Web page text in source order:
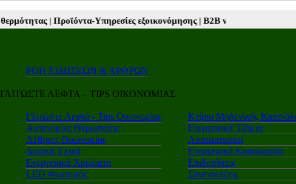
Υπηρεσίες εξοικονόμησης |Β2Β νέα |Autotriti.gr |Mototriti.gr |
ΡΟΗ ΕΙΔΗΣΕΩΝ & ΑΡΘΡΩΝ
ΓΛΙΤΩΣΤΕ ΛΕΦΤΑ – TIPS ΟΙΚΟΝΟΜΙΑΣ
Γλιτώστε Λεφτά - Tips Οικονομίας
Αυτονομίες Θέρμανσης
Λέβητες Οικονομίας
Δομικά Υλικά
Ενεργειακά Χρώματα
LED Φωτισμός
Κτίρια Μηδενικής
Ενεργειακά Τζάμια
Αυτοματισμοί
Ενεργειακά Κουφώματα
Επιδοτήσεις
Συνεντεύξεις